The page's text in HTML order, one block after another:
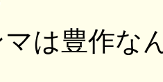
は豊作な